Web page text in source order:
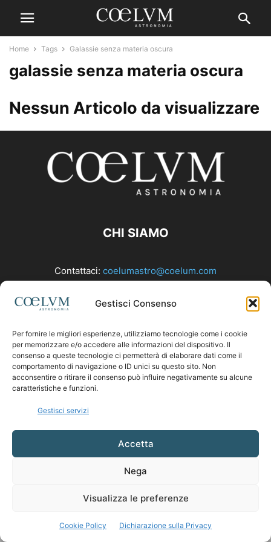
Gestisci Consenso
Per fornire le migliori esperienze, utilizziamo tecnologie come i cookie
per memorizzare e/o accedere alle informazioni del dispositivo. Il
consenso a queste tecnologie ci permetterà di elaborare dati come il
comportamento di navigazione o ID unici su questo sito. Non
acconsentire o ritirare il consenso può influire negativamente su alcune
caratteristiche e funzioni.
Gestisci servizi
Accetta
Nega
Visualizza le preferenze
Cookie Policy Dichiarazione sulla Privacy
Home Tags Galassie senza materia oscura
galassie senza materia oscura
Nessun Articolo da visualizzare
CHI SIAMO
Contattaci: coelumastro@coelum.com
SEGUICI